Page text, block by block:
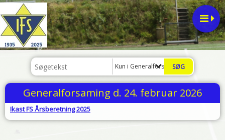
Kun i Generalforsamling
Generalforsaming d. 24. februar 2026
Ikast FS Årsberetning 2025